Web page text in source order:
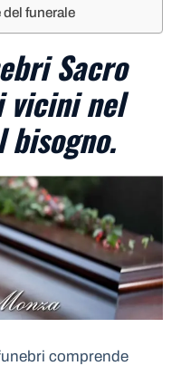
funerale
Sacro
vicini nel
comprende